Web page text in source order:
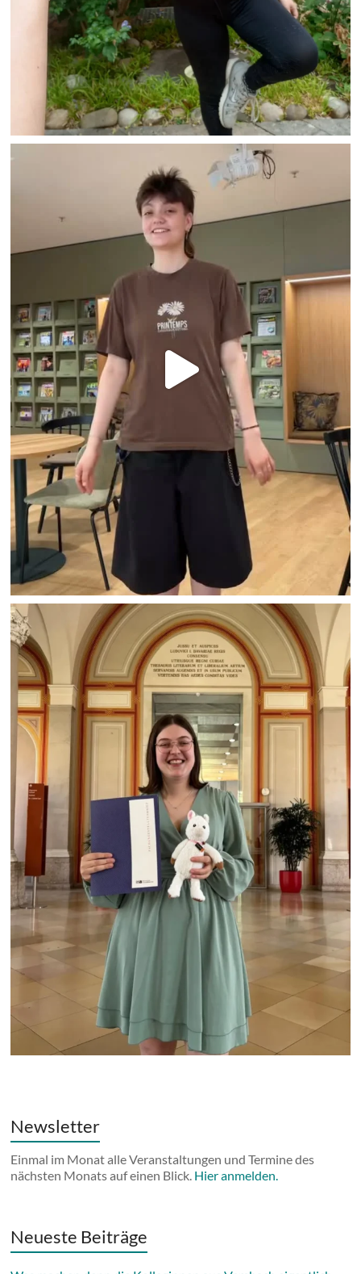
Newsletter
Einmal im Monat alle Veranstaltungen und Termine des
nächsten Monats auf einen Blick. Hier anmelden.
Neueste Beiträge